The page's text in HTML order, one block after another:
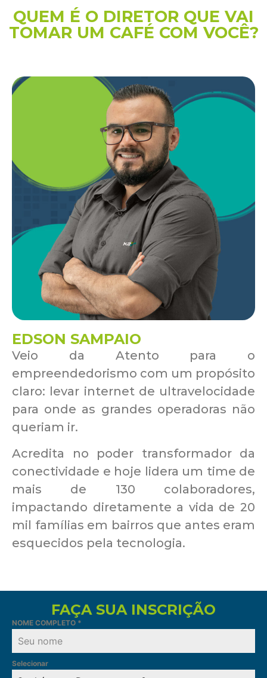
QUEM É O DIRETOR QUE VAI
TOMAR UM CAFÉ COM VOCÊ?
EDSON SAMPAIO
Veio da Atento para o
empreendedorismo com um propósito
claro: levar internet de ultravelocidade
para onde as grandes operadoras não
queriam ir.
Acredita no poder transformador da
conectividade e hoje lidera um time de
mais de 130 colaboradores,
impactando diretamente a vida de 20
mil famílias em bairros que antes eram
esquecidos pela tecnologia.
FAÇA SUA INSCRIÇÃO
NOME COMPLETO *
Selecionar